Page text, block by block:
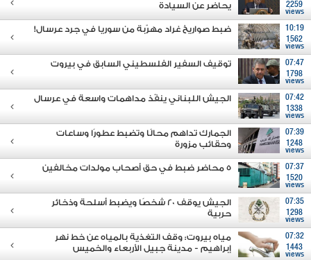
2259
views
يحاضر عن السيادة
10:19
1562
views
ضبط صواريخ غراد مهرّبة من سوريا في جرد عرسال!
07:47
1798
views
توقيف السفير الفلسطيني السابق في بيروت
07:42
1338
views
الجيش اللبناني ينفّذ مداهمات واسعة في عرسال
07:39
1248
views
الجمارك تداهم محالًا وتضبط عطورًا وساعات
وحقائب مزورة
07:37
1520
views
5 محاضر ضبط في حق أصحاب مولدات مخالفين
07:35
1298
views
الجيش يوقف 20 شخصًا ويضبط أسلحة وذخائر
حربية
07:32
1443
views
مياه بيروت: وقف التغذية بالمياه عن خط نهر
إبراهيم - مدينة جبيل الأربعاء والخميس